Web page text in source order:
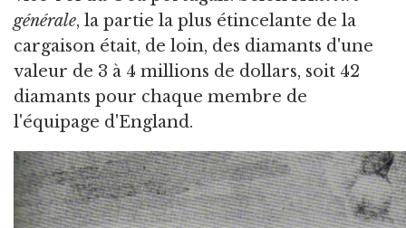
générale, la partie la plus étincelante de la
cargaison était, de loin, des diamants d'une
valeur de 3 à 4 millions de dollars, soit 42
diamants pour chaque membre de
l'équipage d'England.